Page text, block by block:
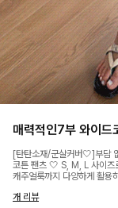
매력적인7부 와이
[탄탄소재/군살커버🤍]부담
코튼 팬츠 🤍 S, M, L 사이즈
캐주얼룩까지 다양하게 활용
개 리뷰